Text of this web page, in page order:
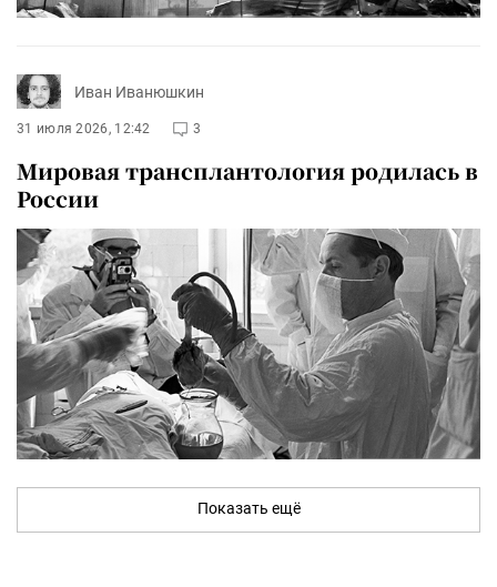
Иван Иванюшкин
31 июля 2026, 12:42 3
Мировая трансплантология родилась в
России
Показать ещё